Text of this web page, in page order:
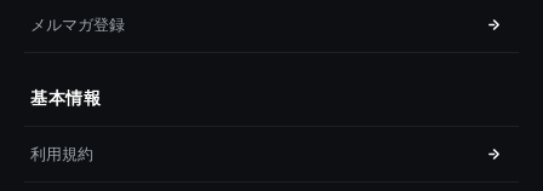
メルマガ登録
基本情報
利用規約